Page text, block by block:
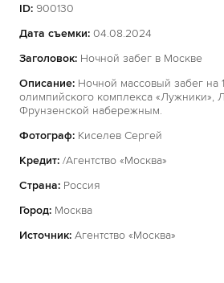
ID: 900130
Дата съемки: 04.08.2024
Заголовок: Ночной забег в Москве
Описание: Ночной массовый забег на
олимпийского комплекса «Лужники»,
Фрунзенской набережным.
Фотограф: Киселев Сергей
Кредит: /Агентство «Москва»
Страна: Россия
Город: Москва
Источник: Агентство «Москва»